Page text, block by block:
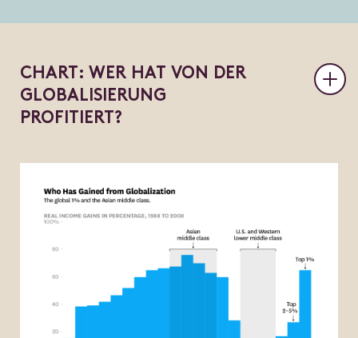
CHART: W E R HAT VO N DE R
G LO BAL S E RU N G
PRO F T E RT?